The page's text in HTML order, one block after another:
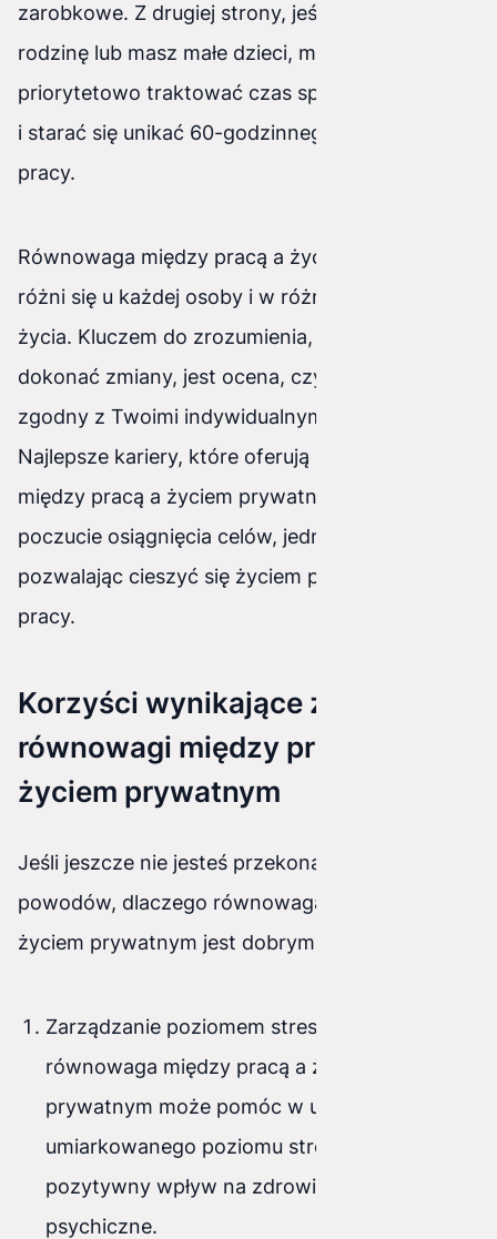
zarobkowe. Z drugiej strony, jeśli założysz
rodzinę lub masz małe dzieci, możesz
priorytetowo traktować czas spędzony w domu
i starać się unikać 60-godzinnego tygodnia
pracy.
Równowaga między pracą a życiem prywatnym
różni się u każdej osoby i w różnych momentach
życia. Kluczem do zrozumienia, czy musisz
dokonać zmiany, jest ocena, czy czujesz się
zgodny z Twoimi indywidualnymi priorytetami.
Najlepsze kariery, które oferują równowagę
między pracą a życiem prywatnym, dadzą Ci
poczucie osiągnięcia celów, jednocześnie
pozwalając cieszyć się życiem poza miejscem
pracy.
Korzyści wynikające z dobrej
równowagi między pracą a
życiem prywatnym
Jeśli jeszcze nie jesteś przekonany, oto kilka
powodów, dlaczego równowaga między pracą a
życiem prywatnym jest dobrym wyborem:
Zarządzanie poziomem stresu - Dobra
równowaga między pracą a życiem
prywatnym może pomóc w utrzymaniu
umiarkowanego poziomu stresu, co ma
pozytywny wpływ na zdrowie fizyczne i
psychiczne.